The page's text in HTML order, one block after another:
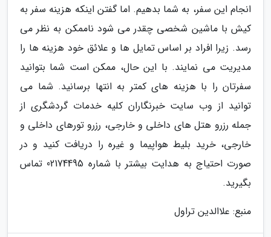
انجام این سفر، به شما بدهیم. اما گفتن اینکه هزینه سفر به
کیش با ماشین شخصی چقدر می شود ناممکن به نظر می
رسد. زیرا افراد بر اساس تمایل ها و علائق خود هزینه ها را
مدیریت می نمایند. با این حال، ممکن است شما بتوانید
سفرتان را با هزینه های کمتر به انتها برسانید. شما می
توانید از وب سایت خبرنگاران کلیه خدمات گردشگری از
جمله رزرو هتل های داخلی و خارجی، رزرو تورهای داخلی و
خارجی، خرید بلیط هواپیما و غیره را دریافت کنید و در
صورت احتیاج به هدایت بیشتر با شماره 02174495 تماس
بگیرید.
منبع: علاالدین تراول